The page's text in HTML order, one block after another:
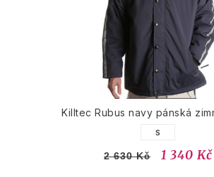
Killtec Rubus navy pánská
S
2 630 Kč 1 340 Kč